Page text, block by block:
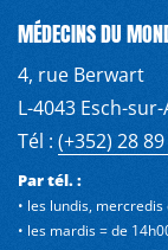
MÉDECINS DU
4, rue Berwart
L-4043 Esch-
Tél : (+352) 28 89
Par tél. :
• les lundis,
• les mardis = de